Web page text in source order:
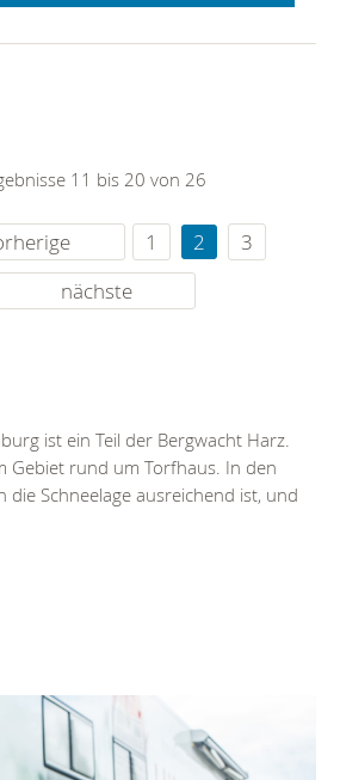
11 bis 20 von 26
1 2
3
nächste
ist ein Teil der Bergwacht Harz.
Gebiet rund um Torfhaus. In den
die Schneelage ausreichend ist, und